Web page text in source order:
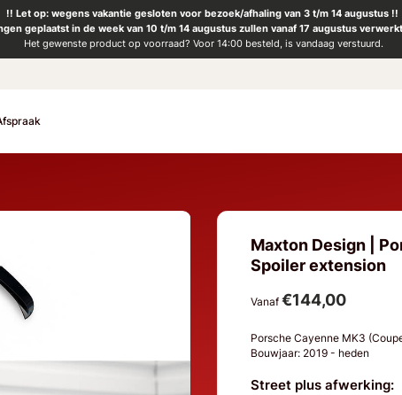
!! Let op: wegens vakantie gesloten voor bezoek/afhaling van 3 t/m 14 augustus !!
geplaatst in de week van 10 t/m 14 augustus zullen vanaf 17 augustus
Het gewenste product op voorraad? Voor 14:00 besteld, is vandaag verstuurd.
Maxton Design |
Spoiler extension
Vanaf €144,00
Porsche Cayenne MK3
Bouwjaar: 2019 - heden
Street plus afwerking: